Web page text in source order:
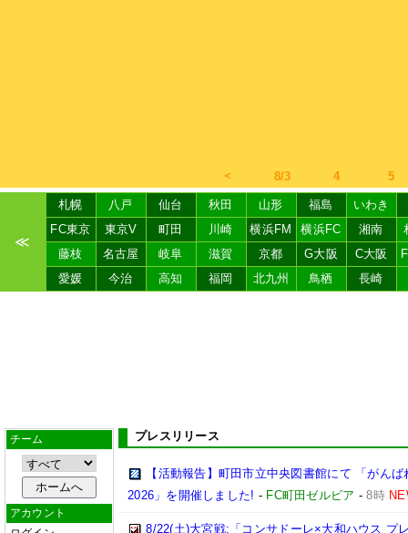
＜ 8/3 4 5
≪
札幌 八戸 仙台 秋田 山形 福島
いわき
FC東京
東京V 町田 川崎 横浜FM 横浜FC 湘南
藤枝
名古屋 岐阜 滋賀 京都 G大阪 C大阪
愛媛
今治 高知 福岡 北九州 鳥栖 長崎
チーム
アカウント
プレスリリース
【活動報告】町田市立中央図書館にて 「がん
2026」を開催しました! - FC町田ゼルビア -8時
8/22(土)大宮戦:「コンサドーレ×大和ハウス プ